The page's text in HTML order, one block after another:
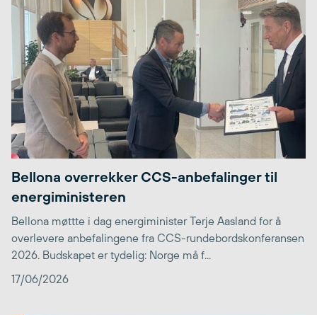
Bellona overrekker CCS-anbefalinger til
energiministeren
Bellona møttte i dag energiminister Terje Aasland for å
overlevere anbefalingene fra CCS-rundebordskonferansen
2026. Budskapet er tydelig: Norge må f...
17/06/2026